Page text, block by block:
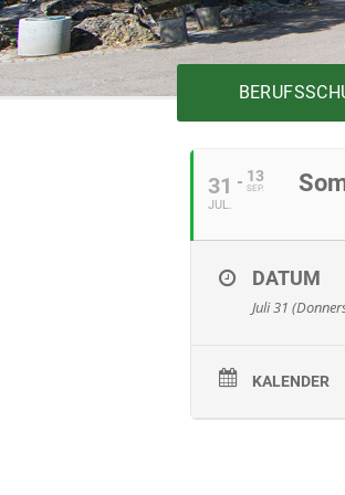
Fertigungstechnik
Gesundheit
Körperpflege
31
JUL.
13
SEP.
DATUM
Juli 31
KALENDER